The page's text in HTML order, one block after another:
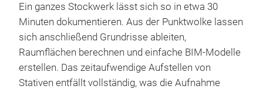
Ein ganzes Stockwerk lässt sich so in etwa 30
Minuten dokumentieren. Aus der Punktwolke lassen
sich anschließend Grundrisse ableiten,
Raumflächen berechnen und einfache BIM-Modelle
erstellen. Das zeitaufwendige Aufstellen von
Stativen entfällt vollständig, was die Aufnahme